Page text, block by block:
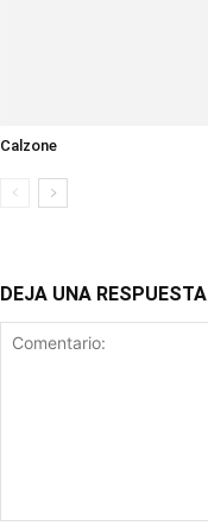
Calzone
DEJA UNA RESPUESTA